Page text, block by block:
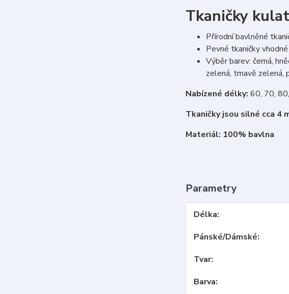
Tkaničky
Přírodní bavlněné
Pevné tkaničky
Výběr barev: černá,
zelená, tmavě zelená,
Nabízené délky: 60, 70,
Tkaničky jsou silné cca 4
Materiál: 100% bavlna
Parametry
Délka
Pánské/Dámské
Tvar
Barva